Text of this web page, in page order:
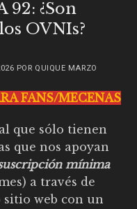
92: ¿Son
OVNIs?
POR QUIQUE MARZO
FANS/MECENAS
que sólo tienen
que nos apoyan
mínima
a través de
sitio web con un